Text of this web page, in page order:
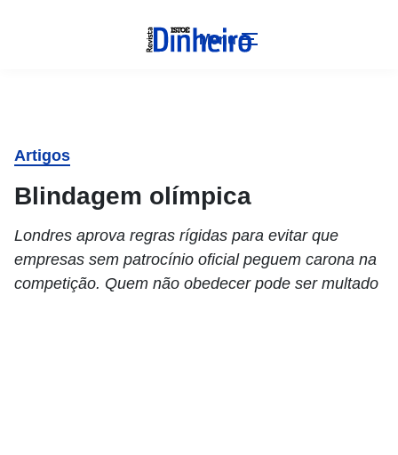
Menu
Artigos
Blindagem olímpica
Londres aprova regras rígidas para evitar que
empresas sem patrocínio oficial peguem carona na
competição. Quem não obedecer pode ser multado